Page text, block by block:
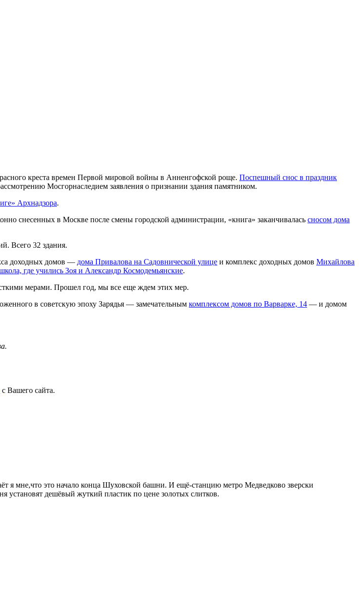
креста времен Первой мировой войны в Анненгофской роще. Поспешный снос в праздник
Мосгорнаследием заявления о признании здания памятником.
Архнадзора.
снесенных в Москве после смены городской администрации, «книга» заканчивалась сносом дома
Всего 32 здания.
доходных домов — дома Привалова на Садовнической улице и комплекс доходных домов Михайлова
где учились Зоя и Александр Космодемьянские.
мерами. Прошел год, мы все еще ждем этих мер.
в советскую эпоху Зарядья — замечательным комплексом домов по Варварке, 14 — и домом
с Вашего сайта.
мне,что это начало конца Шуховской башни. И ещё-станцию метро Медведково зверски
установят дешёвый жуткий пластик по цене золотых слитков.